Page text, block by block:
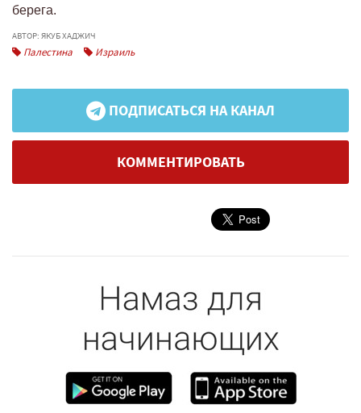
берега.
АВТОР: ЯКУБ ХАДЖИЧ
Палестина Израиль
ПОДПИСАТЬСЯ НА КАНАЛ
КОММЕНТИРОВАТЬ